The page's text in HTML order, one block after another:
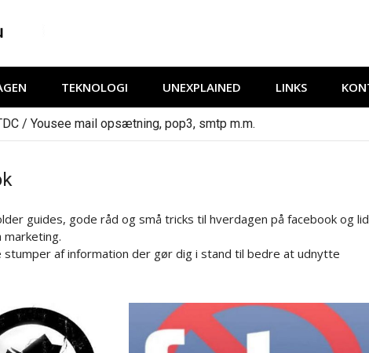
) MIN blog om it, internet og andet der falder mig ind…
TEKNOLOGI UNEXPLAINED LINKS
/ Yousee mail opsætning, pop3, smtp m.m.
guides, gode råd og små tricks til hverdagen på facebook og
marketing.
stumper af information der gør dig i stand til bedre at udnytte